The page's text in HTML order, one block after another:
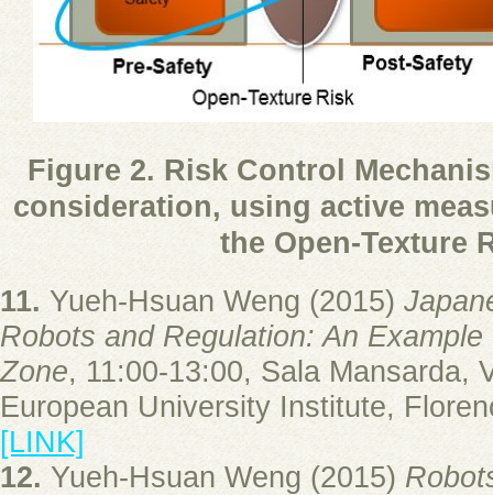
Figure 2. Risk Control
consideration, using active
the Open-Texture
11. Yueh-Hsuan Weng (2015)
Robots and Regulation: An
Zone, 11:00-13:00, Sala Mansarda,
European University Institute,
[LINK]
12. Yueh-Hsuan Weng (2015)